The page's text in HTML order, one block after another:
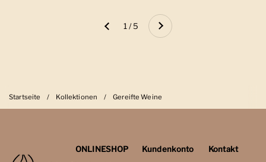
Zurück 1 / 5 Weiter
Startseite / Kollektionen / Gereifte Weine
ONLINESHOP
Kundenkonto
Kontakt